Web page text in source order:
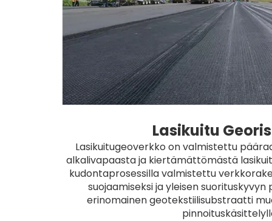
Lasikuitu
Lasikuitugeoverkko on valmistettu
alkalivapaasta ja kiertämättömästä
kudontaprosessilla valmistettu
suojaamiseksi ja yleisen suorituskyvyn
erinomainen geotekstiilisubstraatti